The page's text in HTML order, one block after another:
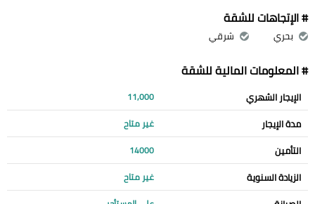
# الإتجاهات للشقة
بحري شرقي
# المعلومات المالية للشقة
الإيجار الشهري 11,000
مدة الإيجار غير متاح
التأمين 14000
الزيادة السنوية غير متاح